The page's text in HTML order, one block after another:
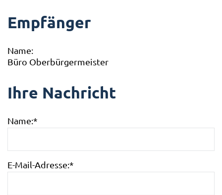
Empfänger
Name:
Büro Oberbürgermeister
Ihre Nachricht
Name:*
E-Mail-Adresse:*